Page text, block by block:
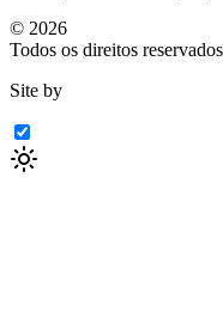
© 2026
Todos os direitos
Site by